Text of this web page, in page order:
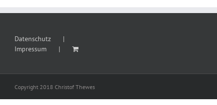
Datenschutz
Impressum
Copyright 2018 Christof Thewes